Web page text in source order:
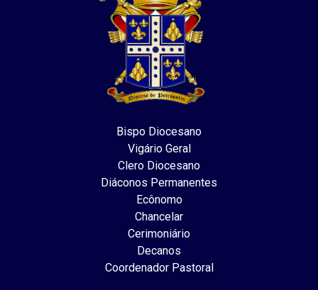
Bispo Diocesano
Vigário Geral
Clero Diocesano
Diáconos Permanentes
Ecônomo
Chancelar
Cerimoniário
Decanos
Coordenador Pastoral